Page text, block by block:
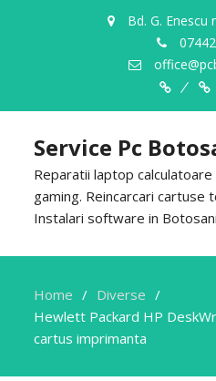
Bd. G. Enescu
Despre
Noi
Service Pc
Reparatii laptop
gaming. Reincarcari cartuse
Instalari software in Botosani
Home
Diverse
Hewlett Packard HP
cartus imprimanta